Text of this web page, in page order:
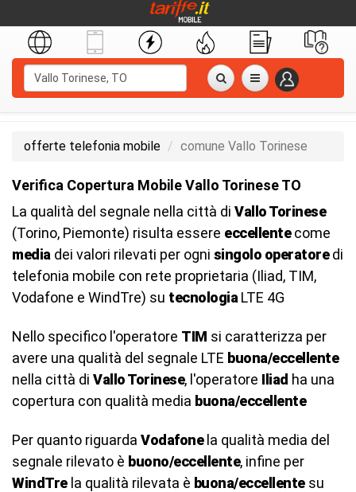
offerte telefonia mobile comune Vallo Torinese
Verifica Copertura Mobile Vallo Torinese TO
La qualità del segnale nella città di Vallo Torinese
(Torino, Piemonte) risulta essere eccellentecome
media dei valori rilevati per ogni singolo operatoredi
telefonia mobile con rete proprietaria (Iliad, TIM,
Vodafone e WindTre) su tecnologia LTE 4G
Nello specifico l'operatore TIM si caratterizza per
avere una qualità del segnale LTE buona/eccellente
nella città di Vallo Torinese, l'operatore Iliad ha una
copertura con qualità media buona/eccellente
Per quanto riguarda Vodafonela qualità media del
segnale rilevato è buono/eccellente, infine per
WindTrela qualità rilevata è buona/eccellentesu